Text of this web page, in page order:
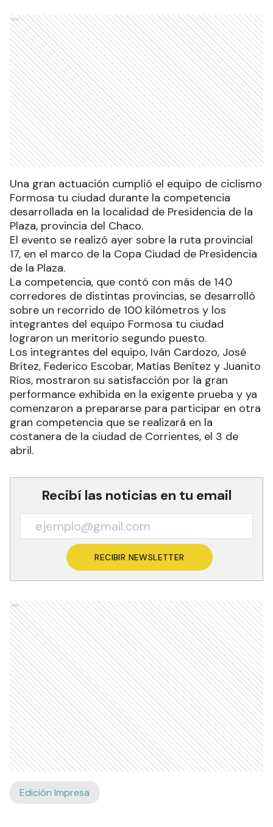
Ads
Una gran actuación cumplió el equipo de ciclismo
Formosa tu ciudad durante la competencia
desarrollada en la localidad de Presidencia de la
Plaza, provincia del Chaco.
El evento se realizó ayer sobre la ruta provincial
17, en el marco de la Copa Ciudad de Presidencia
de la Plaza.
La competencia, que contó con más de 140
corredores de distintas provincias, se desarrolló
sobre un recorrido de 100 kilómetros y los
integrantes del equipo Formosa tu ciudad
lograron un meritorio segundo puesto.
Los integrantes del equipo, Iván Cardozo, José
Brítez, Federico Escobar, Matías Benítez y Juanito
Ríos, mostraron su satisfacción por la gran
performance exhibida en la exigente prueba y ya
comenzaron a prepararse para participar en otra
gran competencia que se realizará en la
costanera de la ciudad de Corrientes, el 3 de
abril.
Recibí las noticias en tu email
RECIBIR NEWSLETTER
Ads
Edición Impresa